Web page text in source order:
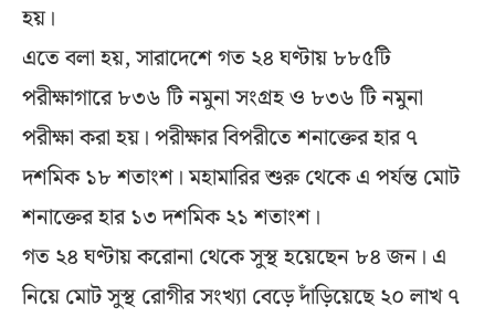
হয়।
এতে বলা হয়, সারাদেশে গত ২৪ ঘণ্টায় ৮৮৫টি
পরীক্ষাগারে ৮৩৬ টি নমুনা সংগ্রহ ও ৮৩৬ টি নমুনা
পরীক্ষা করা হয়। পরীক্ষার বিপরীতে শনাক্তের হার ৭
দশমিক ১৮ শতাংশ। মহামারির শুরু থেকে এ পর্যন্ত মোট
শনাক্তের হার ১৩ দশমিক ২১ শতাংশ।
গত ২৪ ঘণ্টায় করোনা থেকে সুস্থ হয়েছেন ৮৪ জন। এ
নিয়ে মোট সুস্থ রোগীর সংখ্যা বেড়ে দাঁড়িয়েছে ২০ লাখ ৭